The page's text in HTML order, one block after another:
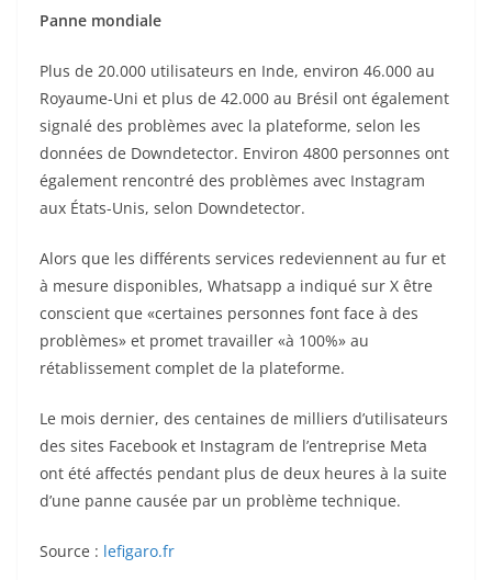
Panne mondiale
Plus de 20.000 utilisateurs en Inde, environ 46.000 au
Royaume-Uni et plus de 42.000 au Brésil ont également
signalé des problèmes avec la plateforme, selon les
données de Downdetector. Environ 4800 personnes ont
également rencontré des problèmes avec Instagram
aux États-Unis, selon Downdetector.
Alors que les différents services redeviennent au fur et
à mesure disponibles, Whatsapp a indiqué sur X être
conscient que «certaines personnes font face à des
problèmes» et promet travailler «à 100%» au
rétablissement complet de la plateforme.
Le mois dernier, des centaines de milliers d’utilisateurs
des sites Facebook et Instagram de l’entreprise Meta
ont été affectés pendant plus de deux heures à la suite
d’une panne causée par un problème technique.
Source : lefigaro.fr